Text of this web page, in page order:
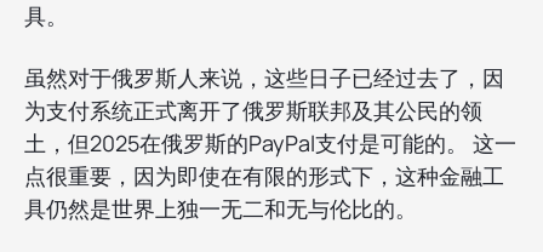
具。
虽然对于俄罗斯人来说，这些日子已经过去了，因
为支付系统正式离开了俄罗斯联邦及其公民的领
土，但2025在俄罗斯的PayPal支付是可能的。 这一
点很重要，因为即使在有限的形式下，这种金融工
具仍然是世界上独一无二和无与伦比的。